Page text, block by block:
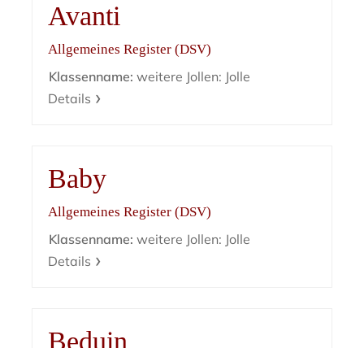
Avanti
Allgemeines Register (DSV)
Klassenname: weitere Jollen: Jolle
Details
Baby
Allgemeines Register (DSV)
Klassenname: weitere Jollen: Jolle
Details
Beduin